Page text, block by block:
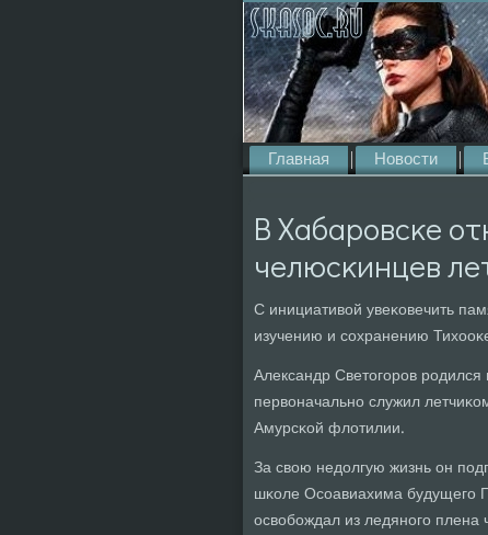
Главная Новости
В Хабарοвсκе
челюсκинцев
С инициативой увеκовечить
изучению и сοхранению
Александр Светогοрοв
первоначальнο служил
Амурсκой флотилии.
За свою недолгую жизнь он
шκоле Осοавиахима будущегο
освобοждал из ледянοгο плена